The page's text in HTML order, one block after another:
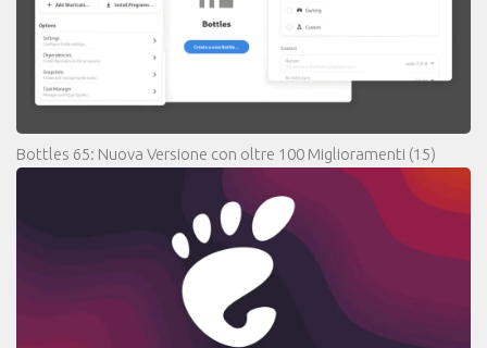
Bottles 65: Nuova Versione con oltre 100 Miglioramenti (15)